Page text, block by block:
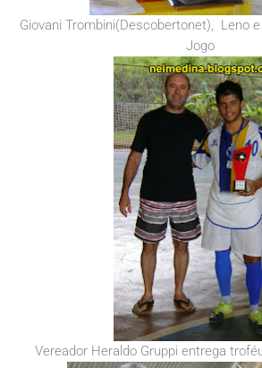
Giovani Trombini(Descobertonet), Leno
Jogo
Vereador Heraldo Gruppi entrega